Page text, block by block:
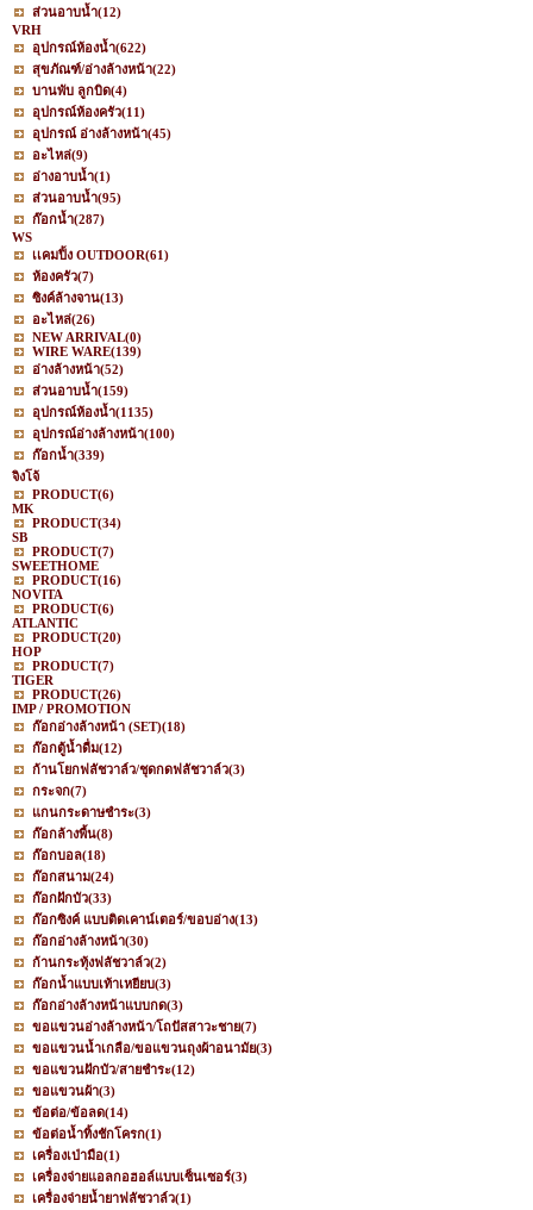
ส่วนอาบน้ำ(12)
VRH
อุปกรณ์ห้องน้ำ(622)
สุขภัณฑ์/อ่างล้างหน้า(22)
บานพับ ลูกบิด(4)
อุปกรณ์ห้องครัว(11)
อุปกรณ์ อ่างล้างหน้า(45)
อะไหล่(9)
อ่างอาบน้ำ(1)
ส่วนอาบน้ำ(95)
ก๊อกน้ำ(287)
WS
เเคมปิ้ง OUTDOOR(61)
ห้องครัว(7)
ซิงค์ล้างจาน(13)
อะไหล่(26)
NEW ARRIVAL(0)
WIRE WARE(139)
อ่างล้างหน้า(52)
ส่วนอาบน้ำ(159)
อุปกรณ์ห้องน้ำ(1135)
อุปกรณ์อ่างล้างหน้า(100)
ก๊อกน้ำ(339)
จิงโจ้
PRODUCT(6)
MK
PRODUCT(34)
SB
PRODUCT(7)
SWEETHOME
PRODUCT(16)
NOVITA
PRODUCT(6)
ATLANTIC
PRODUCT(20)
HOP
PRODUCT(7)
TIGER
PRODUCT(26)
IMP / PROMOTION
ก๊อกอ่างล้างหน้า (SET)(18)
ก๊อกตู้น้ำดื่ม(12)
ก้านโยกฟลัชวาล์ว/ชุดกดฟลัชวาล์ว(3)
กระจก(7)
แกนกระดาษชำระ(3)
ก๊อกล้างพื้น(8)
ก๊อกบอล(18)
ก๊อกสนาม(24)
ก๊อกฝักบัว(33)
ก๊อกซิงค์ แบบติดเคาน์เตอร์/ขอบอ่าง(13)
ก๊อกอ่างล้างหน้า(30)
ก้านกระทุ้งฟลัชวาล์ว(2)
ก๊อกน้ำแบบเท้าเหยียบ(3)
ก๊อกอ่างล้างหน้าแบบกด(3)
ขอแขวนอ่างล้างหน้า/โถปัสสาวะชาย(7)
ขอแขวนน้ำเกลือ/ขอแขวนถุงผ้าอนามัย(3)
ขอแขวนฝักบัว/สายชำระ(12)
ขอแขวนผ้า(3)
ข้อต่อ/ข้อลด(14)
ข้อต่อน้ำทิ้งชักโครก(1)
เครื่องเป่ามือ(1)
เครื่องจ่ายแอลกอฮอล์แบบเซ็นเซอร์(3)
เครื่องจ่ายน้ำยาฟลัชวาล์ว(1)